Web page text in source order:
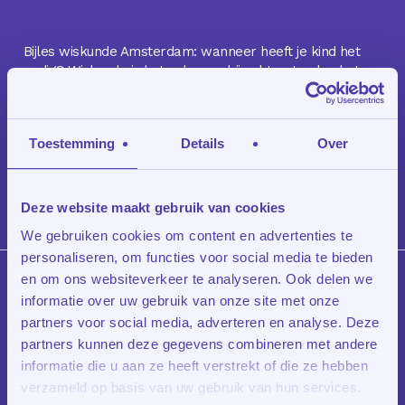
Toestemming Details Over
Deze website maakt gebruik van cookies
We gebruiken cookies om content en advertenties te
personaliseren, om functies voor social media te bieden
en om ons websiteverkeer te analyseren. Ook delen we
informatie over uw gebruik van onze site met onze
partners voor social media, adverteren en analyse. Deze
partners kunnen deze gegevens combineren met andere
informatie die u aan ze heeft verstrekt of die ze hebben
verzameld op basis van uw gebruik van hun services.
Bijles wiskunde Amsterdam: wanneer heeft je kind het
nodig? Wiskunde is het vak waarbij achterstanden het
snelst oplopen. Een gemist onderwerp in klas 2 werkt
Read More
InBijles
Bijles in